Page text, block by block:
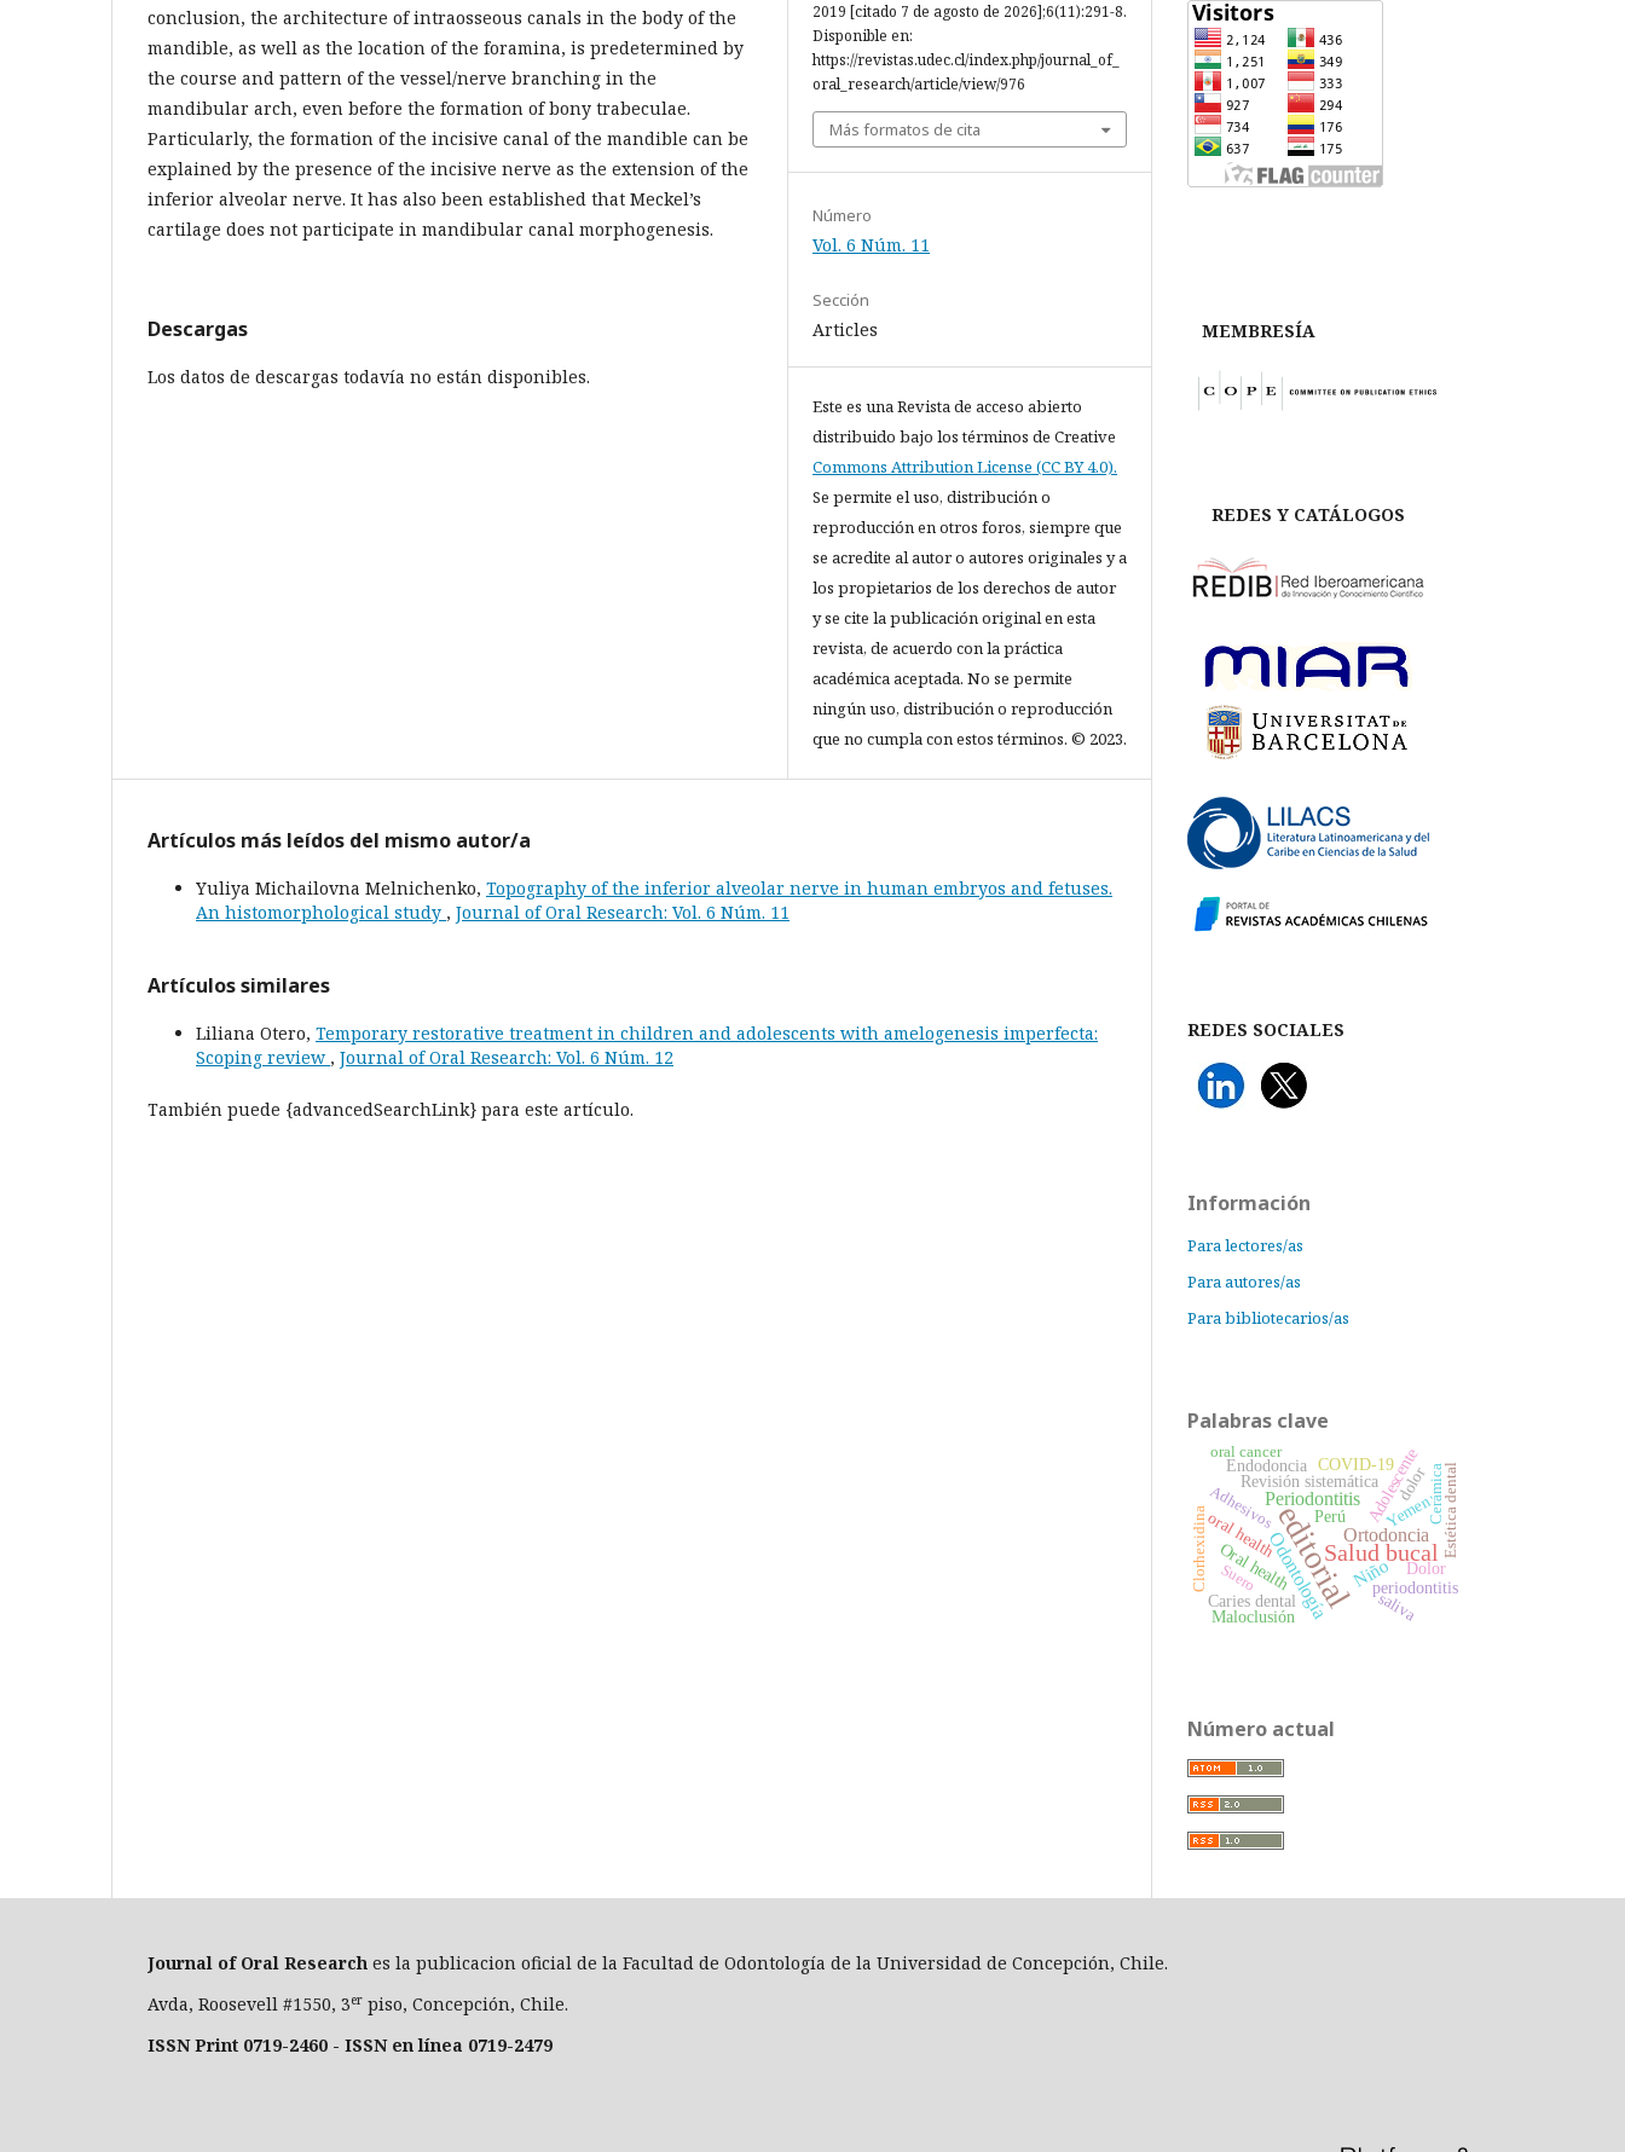
conclusion, the architecture of intraosseous canals in the body of the
mandible, as well as the location of the foramina, is predetermined by
the course and pattern of the vessel/nerve branching in the
mandibular arch, even before the formation of bony trabeculae.
Particularly, the formation of the incisive canal of the mandible can be
explained by the presence of the incisive nerve as the extension of the
inferior alveolar nerve. It has also been established that Meckel’s
cartilage does not participate in mandibular canal morphogenesis.
Descargas
Los datos de descargas todavía no están disponibles.
2019 [citado 7 de agosto de 2026];6(11):291-8.
Disponible en:
https://revistas.udec.cl/index.php/journal_of_
oral_research/article/view/976
Más formatos de cita
Número
Vol. 6 Núm. 11
Sección
Articles
Este es una Revista de acceso abierto
distribuido bajo los términos de Creative
Commons Attribution License (CC BY 4.0).
Se permite el uso, distribución o
reproducción en otros foros, siempre que
se acredite al autor o autores originales y a
los propietarios de los derechos de autor
y se cite la publicación original en esta
revista, de acuerdo con la práctica
académica aceptada. No se permite
ningún uso, distribución o reproducción
que no cumpla con estos términos. © 2023.
Artículos más leídos del mismo autor/a
Yuliya Michailovna Melnichenko, Topography of the inferior alveolar nerve in human embryos and fetuses.
An histomorphological study , Journal of Oral Research: Vol. 6 Núm. 11
Artículos similares
Liliana Otero, Temporary restorative treatment in children and adolescents with amelogenesis imperfecta:
Scoping review , Journal of Oral Research: Vol. 6 Núm. 12
También puede {advancedSearchLink} para este artículo.
MEMBRESÍA
REDES Y CATÁLOGOS
REDES SOCIALES
Información
Para lectores/as
Para autores/as
Para bibliotecarios/as
Palabras clave
editorialSalud bucal
Ortodoncia
Periodontitis
Odontología Niño
Caries dental
Perú
Oral health
Adolescente
Revisión sistemática
periodontitis
saliva
Yemen
oral health
Dolor
Endodoncia dolor
COVID-19
Maloclusión
Adhesivos Estética dental
Clorhexidina Suero
oral cancer
Cerámica
Número actual
Journal of Oral Research es la publicacion oficial de la Facultad de Odontología de la Universidad de Concepción, Chile.
Avda, Roosevell #1550, 3er piso, Concepción, Chile.
ISSN Print 0719-2460 - ISSN en línea 0719-2479